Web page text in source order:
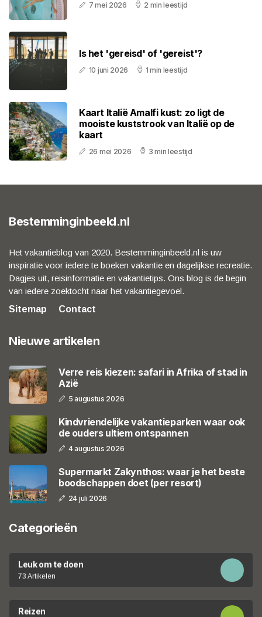
7 mei 2026 2 min leestijd
Is het 'gereisd' of 'gereist'?
10 juni 2026 1 min leestijd
Kaart Italië Amalfi kust: zo ligt de
mooiste kuststrook van Italië op de
kaart
26 mei 2026 3 min leestijd
Bestemminginbeeld.nl
Het vakantieblog van 2020. Bestemminginbeeld.nl is uw
inspiratie voor iedere te boeken vakantie en dagelijkse recreatie.
Dagjes uit, reisinformatie en vakantietips. Ons blog is de begin
van iedere zoektocht naar het vakantiegevoel.
Sitemap
Contact
Nieuwe artikelen
Verre reis kiezen: safari in Afrika of stad in
Azië
5 augustus 2026
Kindvriendelijke vakantieparken waar ook
de ouders ultiem ontspannen
4 augustus 2026
Supermarkt Zakynthos: waar je het beste
boodschappen doet (per resort)
24 juli 2026
Categorieën
Leuk om te doen
73 Artikelen
Reizen